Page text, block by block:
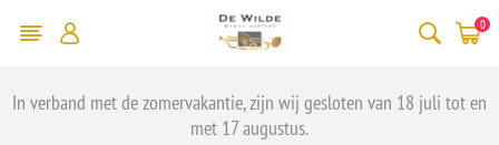
0
In verband met de zomervakantie, zijn wij gesloten van 18 juli tot en
met 17 augustus.